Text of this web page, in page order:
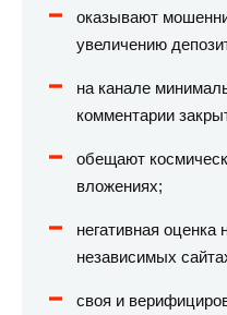
оказывают
увеличению
на канале
комментарии
обещают
вложениях;
негативная оценка
независимых
своя и